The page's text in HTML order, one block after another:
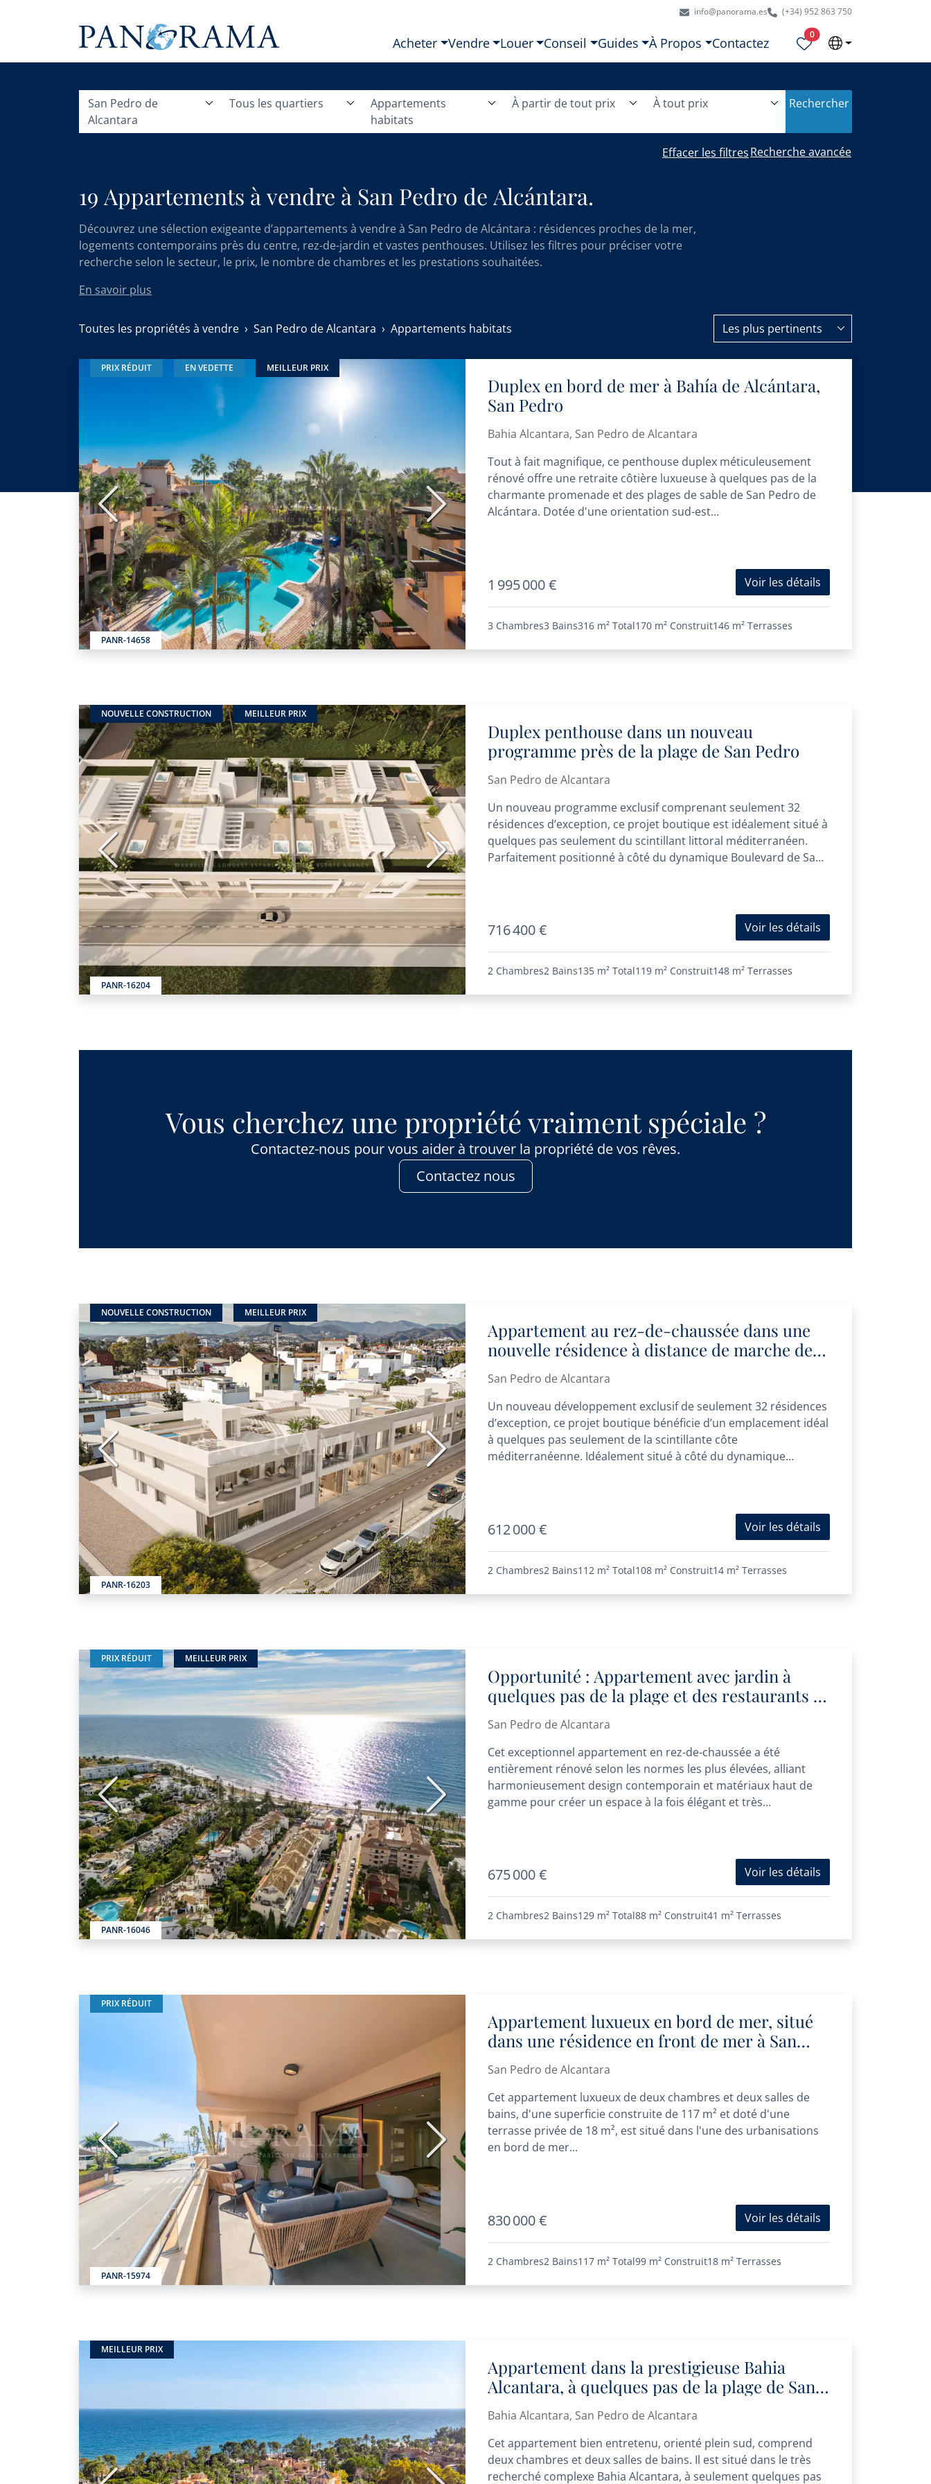
info@panorama.es (+34) 952 863 750
Acheter Vendre Louer Conseil Guides À Propos Contactez
0Propriétés sélectionnées
San Pedro de
Alcantara
Tous les quartiers
Appartements
habitats
À partir de tout prix À tout prix Rechercher
Effacer les filtresRecherche avancée
19 Appartements à vendre à San Pedro de Alcántara.
Découvrez une sélection exigeante d’appartements à vendre à San Pedro de Alcántara : résidences proches de la mer,
logements contemporains près du centre, rez-de-jardin et vastes penthouses. Utilisez les filtres pour préciser votre
recherche selon le secteur, le prix, le nombre de chambres et les prestations souhaitées.
En savoir plus
Toutes les propriétés à vendre San Pedro de Alcantara Appartements habitats Les plus pertinents
PRIX RÉDUIT EN VEDETTE MEILLEUR PRIX
PANR-14658
Précédent Suivant
Duplex en bord de mer à Bahía de Alcántara,
San Pedro
Bahia Alcantara, San Pedro de Alcantara
Tout à fait magnifique, ce penthouse duplex méticuleusement
rénové offre une retraite côtière luxueuse à quelques pas de la
charmante promenade et des plages de sable de San Pedro de
Alcántara. Dotée d'une orientation sud-est...
1 995 000 € Voir les détails
3 Chambres3 Bains316 m² Total170 m² Construit146 m² Terrasses
NOUVELLE CONSTRUCTION MEILLEUR PRIX
PANR-16204
Précédent Suivant
Duplex penthouse dans un nouveau
programme près de la plage de San Pedro
San Pedro de Alcantara
Un nouveau programme exclusif comprenant seulement 32
résidences d’exception, ce projet boutique est idéalement situé à
quelques pas seulement du scintillant littoral méditerranéen.
Parfaitement positionné à côté du dynamique Boulevard de San
716 400 € Voir les détails
2 Chambres2 Bains135 m² Total119 m² Construit148 m² Terrasses
Vous cherchez une propriété vraiment spéciale ?
Contactez-nous pour vous aider à trouver la propriété de vos rêves.
Contactez nous
NOUVELLE CONSTRUCTION MEILLEUR PRIX
PANR-16203
Précédent Suivant
Appartement au rez-de-chaussée dans une
nouvelle résidence à distance de marche de la
plage et du centre-ville
San Pedro de Alcantara
Un nouveau développement exclusif de seulement 32 résidences
d’exception, ce projet boutique bénéficie d’un emplacement idéal
à quelques pas seulement de la scintillante côte
méditerranéenne. Idéalement situé à côté du dynamique
612 000 € Voir les détails
2 Chambres2 Bains112 m² Total108 m² Construit14 m² Terrasses
PRIX RÉDUIT MEILLEUR PRIX
PANR-16046
Précédent Suivant
Opportunité : Appartement avec jardin à
quelques pas de la plage et des restaurants à
San Pedro de Alcántara
San Pedro de Alcantara
Cet exceptionnel appartement en rez-de-chaussée a été
entièrement rénové selon les normes les plus élevées, alliant
harmonieusement design contemporain et matériaux haut de
gamme pour créer un espace à la fois élégant et très
675 000 € Voir les détails
2 Chambres2 Bains129 m² Total88 m² Construit41 m² Terrasses
PRIX RÉDUIT
PANR-15974
Précédent Suivant
Appartement luxueux en bord de mer, situé
dans une résidence en front de mer à San
Pedro de Alcántara
San Pedro de Alcantara
Cet appartement luxueux de deux chambres et deux salles de
bains, d'une superficie construite de 117 m² et doté d'une
terrasse privée de 18 m², est situé dans l'une des urbanisations
en bord de mer...
830 000 € Voir les détails
2 Chambres2 Bains117 m² Total99 m² Construit18 m² Terrasses
MEILLEUR PRIX
Appartement dans la prestigieuse Bahia
Alcantara, à quelques pas de la plage de San
Pedro
Bahia Alcantara, San Pedro de Alcantara
Cet appartement bien entretenu, orienté plein sud, comprend
deux chambres et deux salles de bains. Il est situé dans le très
recherché complexe Bahia Alcantara, à seulement quelques pas